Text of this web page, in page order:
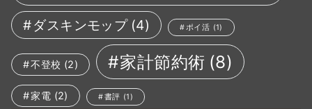
ダスキンモップ (4) ポイ活 (1)
不登校 (2) 家計節約術 (8)
家電 (2) 書評 (1)